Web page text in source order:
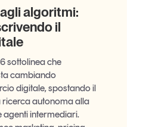
algoritmi:
il
sottolinea che
cambiando
digitale, spostando il
autonoma alla
agenti intermediari.